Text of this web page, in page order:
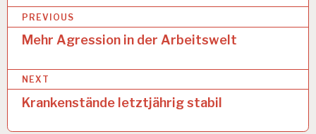
T
U
N
D
E
S
U
B
i
t
r
PREVIOUS
Mehr Agression in der Arbeitswelt
NEXT
Krankenstände letztjährig stabil